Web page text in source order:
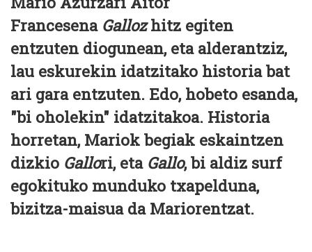
Francesena Gallozhitz egiten
entzuten diogunean, eta alderantziz,
lau eskurekin idatzitako historia bat
ari gara entzuten. Edo, hobeto esanda,
"bi oholekin" idatzitakoa. Historia
horretan, Mariok begiak eskaintzen
dizkio Gallori, eta Gallo, bi aldiz surf
egokituko munduko txapelduna,
bizitza-maisua da Mariorentzat.